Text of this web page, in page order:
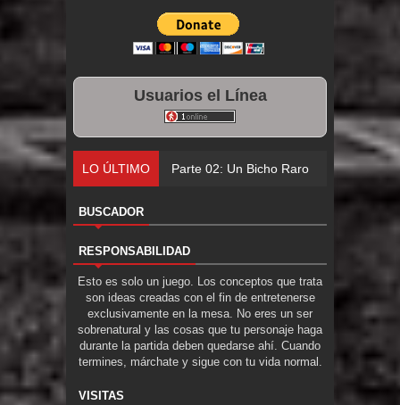
Usuarios el Línea
LO ÚLTIMO Parte 02: Un Bicho Raro
BUSCADOR
RESPONSABILIDAD
Esto es solo un juego. Los conceptos que trata
son ideas creadas con el fin de entretenerse
exclusivamente en la mesa. No eres un ser
sobrenatural y las cosas que tu personaje haga
durante la partida deben quedarse ahí. Cuando
termines, márchate y sigue con tu vida normal.
VISITAS